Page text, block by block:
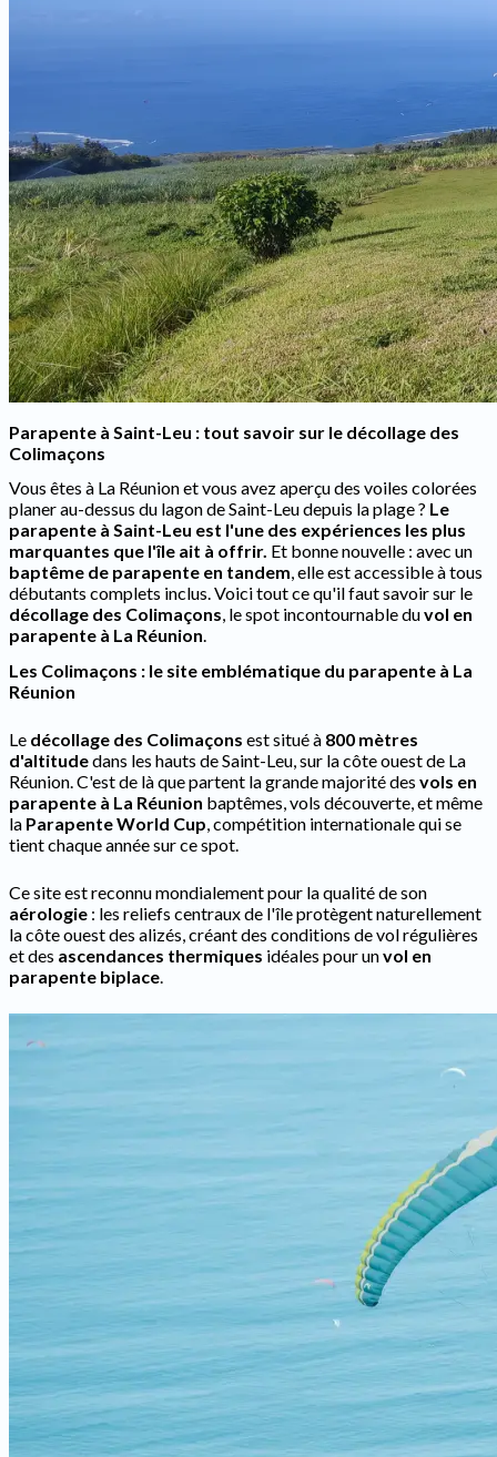
Parapente à Saint-Leu : tout savoir sur le décollage des
Colimaçons
Vous êtes à La Réunion et vous avez aperçu des voiles colorées
planer au-dessus du lagon de Saint-Leu depuis la plage ? Le
parapente à Saint-Leu est l'une des expériences les plus
marquantes que l'île ait à offrir. Et bonne nouvelle : avec un
baptême de parapente en tandem , elle est accessible à tous
débutants complets inclus. Voici tout ce qu'il faut savoir sur le
décollage des Colimaçons , le spot incontournable duvol en
parapente à La Réunion
Les Colimaçons : le site emblématique du parapente à La
Réunion
Le décollage des Colimaçons est situé à 800 mètres
d'altitudedans les hauts de Saint-Leu, sur la côte ouest de La
Réunion. C'est de là que partent la grande majorité des vols en
parapente à La Réunion baptêmes, vols découverte, et même
la Parapente World Cup, compétition internationale qui se
tient chaque année sur ce spot.
Ce site est reconnu mondialement pour la qualité de son
aérologie : les reliefs centraux de l'île protègent naturellement
la côte ouest des alizés, créant des conditions de vol régulières
et des ascendances thermiques idéales pour unvol en
parapente biplace.